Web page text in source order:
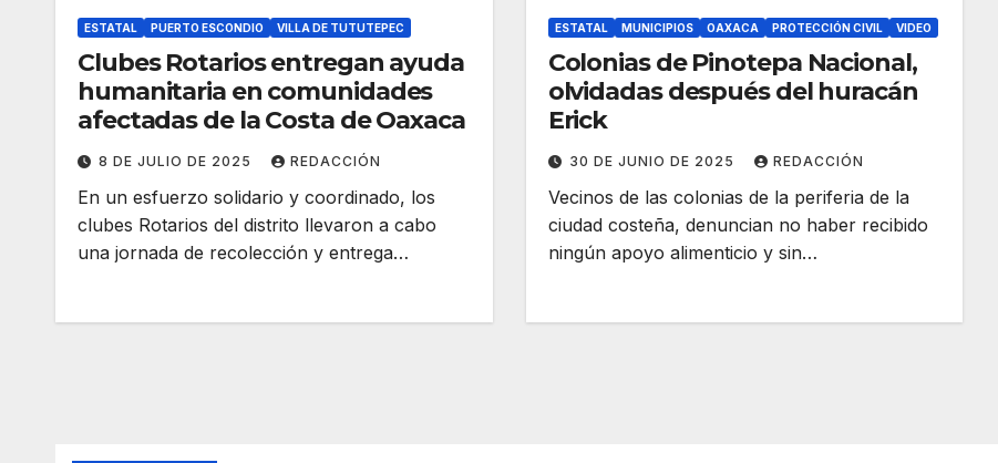
ESTATAL PUERTO ESCONDIO VILLA DE TUTUTEPEC
Clubes Rotarios entregan ayuda
humanitaria en comunidades
afectadas de la Costa de Oaxaca
8 DE JULIO DE 2025 REDACCIÓN
En un esfuerzo solidario y coordinado, los
clubes Rotarios del distrito llevaron a cabo
una jornada de recolección y entrega…
ESTATAL MUNICIPIOS OAXACA PROTECCIÓN CIVIL VIDEO
Colonias de Pinotepa Nacional,
olvidadas después del huracán
Erick
30 DE JUNIO DE 2025 REDACCIÓN
Vecinos de las colonias de la periferia de la
ciudad costeña, denuncian no haber recibido
ningún apoyo alimenticio y sin…